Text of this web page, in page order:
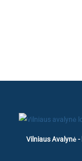
Vilniaus Avalynė